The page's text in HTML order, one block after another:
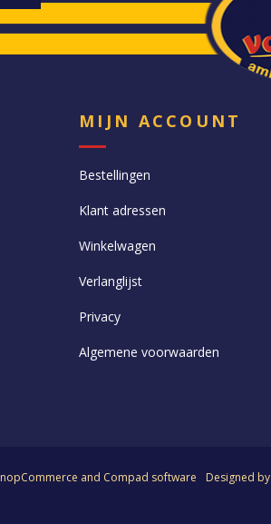
MIJN ACCOUNT
Bestellingen
Klant adressen
Winkelwagen
Verlanglijst
Privacy
Algemene voorwaarden
nopCommerce and Compad software Designed by